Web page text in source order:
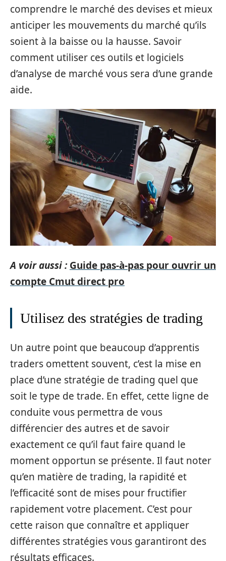
comprendre le marché des devises et mieux
anticiper les mouvements du marché qu’ils
soient à la baisse ou la hausse. Savoir
comment utiliser ces outils et logiciels
d’analyse de marché vous sera d’une grande
aide.
A voir aussi : Guide pas-à-pas pour ouvrir un
compte Cmut direct pro
Utilisez des stratégies de trading
Un autre point que beaucoup d’apprentis
traders omettent souvent, c’est la mise en
place d’une stratégie de trading quel que
soit le type de trade. En effet, cette ligne de
conduite vous permettra de vous
différencier des autres et de savoir
exactement ce qu’il faut faire quand le
moment opportun se présente. Il faut noter
qu’en matière de trading, la rapidité et
l’efficacité sont de mises pour fructifier
rapidement votre placement. C’est pour
cette raison que connaître et appliquer
différentes stratégies vous garantiront des
résultats efficaces.